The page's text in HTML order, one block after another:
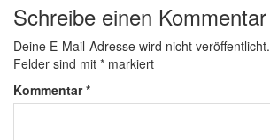
Schreibe einen Kommentar
Deine E-Mail-Adresse wird nicht veröffentlicht.
Felder sind mit * markiert
Kommentar*